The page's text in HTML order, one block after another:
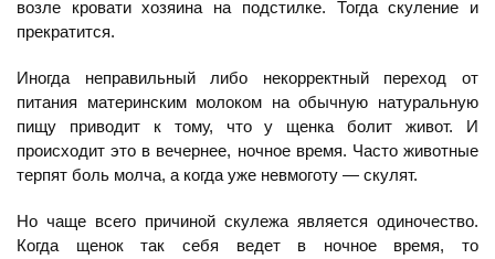
возле кровати хозяина на подстилке. Тогда скуление и
прекратится.
Иногда неправильный либо некорректный переход от
питания материнским молоком на обычную натуральную
пищу приводит к тому, что у щенка болит живот. И
происходит это в вечернее, ночное время. Часто животные
терпят боль молча, а когда уже невмоготу — скулят.
Но чаще всего причиной скулежа является одиночество.
Когда щенок так себя ведет в ночное время, то